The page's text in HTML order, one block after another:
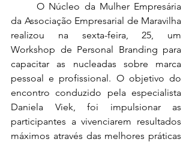
O Núcleo da Mulher Empresária
da Associação Empresarial de Maravilha
realizou na sexta-feira, 25, um
Workshop de Personal Branding para
capacitar as nucleadas sobre marca
pessoal e profissional. O objetivo do
encontro conduzido pela especialista
Daniela Viek, foi impulsionar as
participantes a vivenciarem resultados
máximos através das melhores práticas